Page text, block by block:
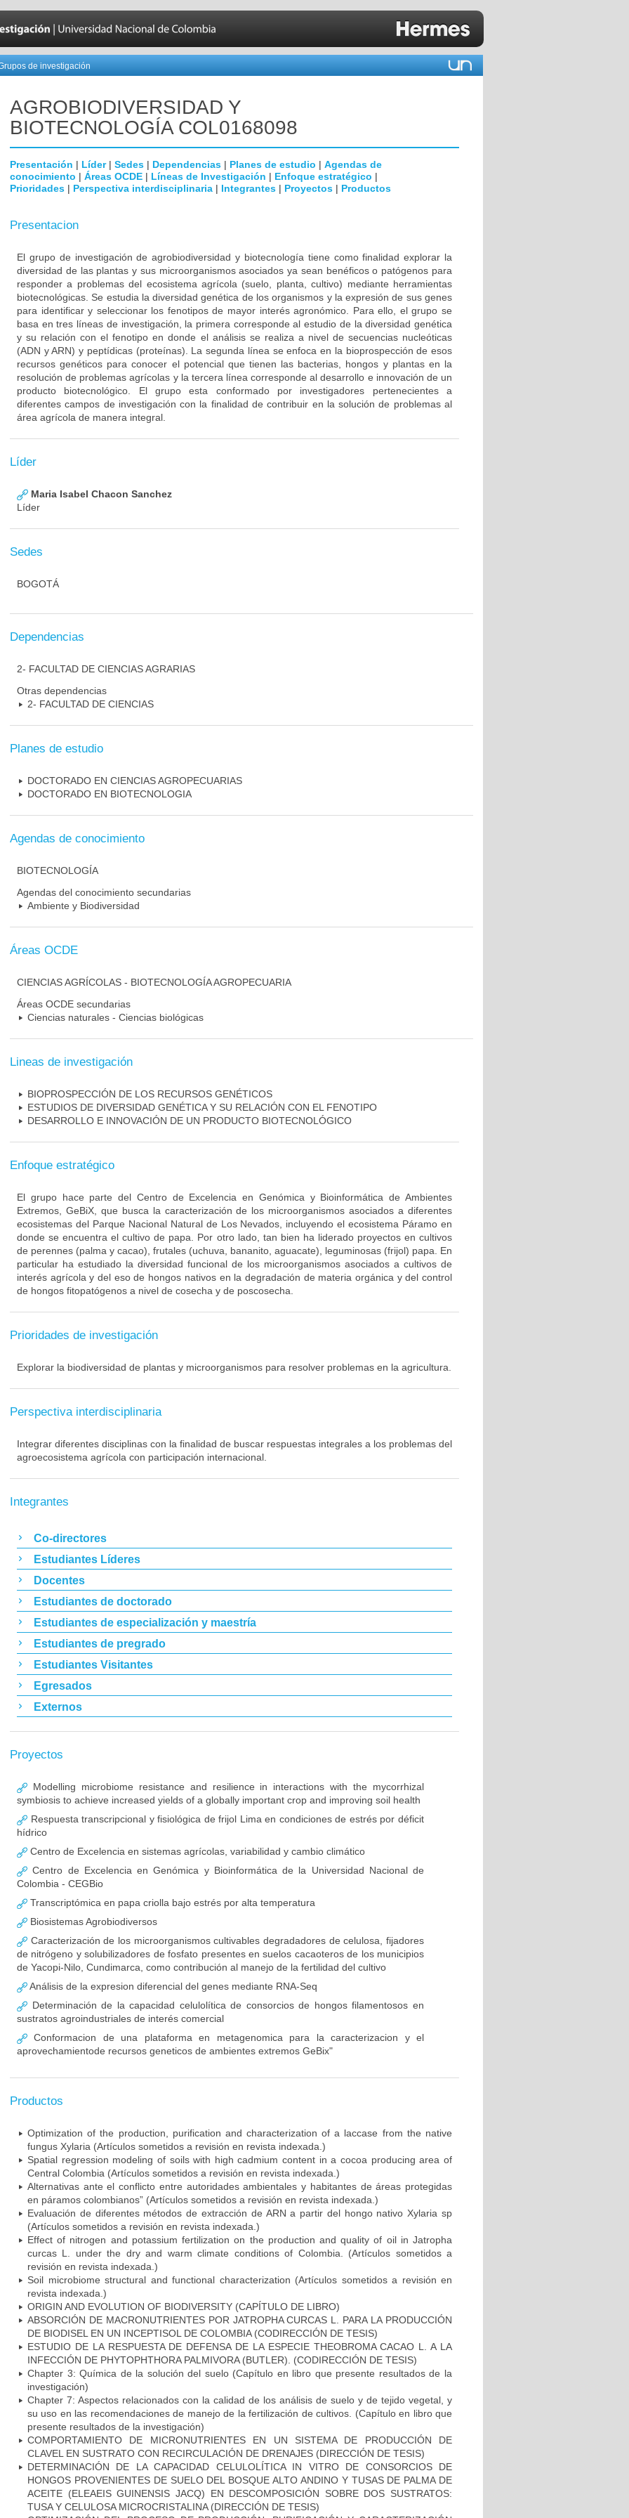
de investigación
AGROBIODIVERSIDAD Y
BIOTECNOLOGÍA COL0168098
Presentación | Líder| Sedes | Dependencias | Planes de estudio | Agendas de
conocimiento | Áreas OCDE | Líneas de Investigación | Enfoque estratégico |
Prioridades | Perspectiva interdisciplinaria | Integrantes | Proyectos | Productos
Presentacion
El grupo de investigación de agrobiodiversidad y biotecnología tiene como finalidad explorar la
diversidad de las plantas y sus microorganismos asociados ya sean benéficos o patógenos para
responder a problemas del ecosistema agrícola (suelo, planta, cultivo) mediante herramientas
biotecnológicas. Se estudia la diversidad genética de los organismos y la expresión de sus genes
para identificar y seleccionar los fenotipos de mayor interés agronómico. Para ello, el grupo se
basa en tres líneas de investigación, la primera corresponde al estudio de la diversidad genética
y su relación con el fenotipo en donde el análisis se realiza a nivel de secuencias nucleóticas
(ADN y ARN) y peptídicas (proteínas). La segunda línea se enfoca en la bioprospección de esos
recursos genéticos para conocer el potencial que tienen las bacterias, hongos y plantas en la
resolución de problemas agrícolas y la tercera línea corresponde al desarrollo e innovación de un
producto biotecnológico. El grupo esta conformado por investigadores pertenecientes a
diferentes campos de investigación con la finalidad de contribuir en la solución de problemas al
área agrícola de manera integral.
Líder
Maria Isabel Chacon Sanchez
Líder
Sedes
BOGOTÁ
Dependencias
2- FACULTAD DE CIENCIAS AGRARIAS
Otras dependencias
2- FACULTAD DE CIENCIAS
Planes de estudio
DOCTORADO EN CIENCIAS AGROPECUARIAS
DOCTORADO EN BIOTECNOLOGIA
Agendas de conocimiento
BIOTECNOLOGÍA
Agendas del conocimiento secundarias
Ambiente y Biodiversidad
Áreas OCDE
CIENCIAS AGRÍCOLAS - BIOTECNOLOGÍA AGROPECUARIA
Áreas OCDE secundarias
Ciencias naturales - Ciencias biológicas
Lineas de investigación
BIOPROSPECCIÓN DE LOS RECURSOS GENÉTICOS
ESTUDIOS DE DIVERSIDAD GENÉTICA Y SU RELACIÓN CON EL FENOTIPO
DESARROLLO E INNOVACIÓN DE UN PRODUCTO BIOTECNOLÓGICO
Enfoque estratégico
El grupo hace parte del Centro de Excelencia en Genómica y Bioinformática de Ambientes
Extremos, GeBiX, que busca la caracterización de los microorganismos asociados a diferentes
ecosistemas del Parque Nacional Natural de Los Nevados, incluyendo el ecosistema Páramo en
donde se encuentra el cultivo de papa. Por otro lado, tan bien ha liderado proyectos en cultivos
de perennes (palma y cacao), frutales (uchuva, bananito, aguacate), leguminosas (frijol) papa. En
particular ha estudiado la diversidad funcional de los microorganismos asociados a cultivos de
interés agrícola y del eso de hongos nativos en la degradación de materia orgánica y del control
de hongos fitopatógenos a nivel de cosecha y de poscosecha.
Prioridades de investigación
Explorar la biodiversidad de plantas y microorganismos para resolver problemas en la agricultura.
Perspectiva interdisciplinaria
Integrar diferentes disciplinas con la finalidad de buscar respuestas integrales a los problemas del
agroecosistema agrícola con participación internacional.
Integrantes
Co-directores
Estudiantes Líderes
Docentes
Estudiantes de doctorado
Estudiantes de especialización y maestría
Estudiantes de pregrado
Estudiantes Visitantes
Egresados
Externos
Proyectos
Modelling microbiome resistance and resilience in interactions with the mycorrhizal
symbiosis to achieve increased yields of a globally important crop and improving soil health
Respuesta transcripcional y fisiológica de frijol Lima en condiciones de estrés por déficit
hídrico
Centro de Excelencia en sistemas agrícolas, variabilidad y cambio climático
Centro de Excelencia en Genómica y Bioinformática de la Universidad Nacional de
Colombia - CEGBio
Transcriptómica en papa criolla bajo estrés por alta temperatura
Biosistemas Agrobiodiversos
Caracterización de los microorganismos cultivables degradadores de celulosa, fijadores
de nitrógeno y solubilizadores de fosfato presentes en suelos cacaoteros de los municipios
de Yacopi-Nilo, Cundimarca, como contribución al manejo de la fertilidad del cultivo
Análisis de la expresion diferencial del genes mediante RNA-Seq
Determinación de la capacidad celulolítica de consorcios de hongos filamentosos en
sustratos agroindustriales de interés comercial
Conformacion de una plataforma en metagenomica para la caracterizacion y el
aprovechamientode recursos geneticos de ambientes extremos GeBix"
Productos
Optimization of the production, purification and characterization of a laccase from the native
fungus Xylaria (Artículos sometidos a revisión en revista indexada.)
Spatial regression modeling of soils with high cadmium content in a cocoa producing area of
Central Colombia (Artículos sometidos a revisión en revista indexada.)
Alternativas ante el conflicto entre autoridades ambientales y habitantes de áreas protegidas
en páramos colombianos” (Artículos sometidos a revisión en revista indexada.)
Evaluación de diferentes métodos de extracción de ARN a partir del hongo nativo Xylaria sp
(Artículos sometidos a revisión en revista indexada.)
Effect of nitrogen and potassium fertilization on the production and quality of oil in Jatropha
curcas L. under the dry and warm climate conditions of Colombia. (Artículos sometidos a
revisión en revista indexada.)
Soil microbiome structural and functional characterization (Artículos sometidos a revisión en
revista indexada.)
ORIGIN AND EVOLUTION OF BIODIVERSITY (CAPÍTULO DE LIBRO)
ABSORCIÓN DE MACRONUTRIENTES POR JATROPHA CURCAS L. PARA LA PRODUCCIÓN
DE BIODISEL EN UN INCEPTISOL DE COLOMBIA (CODIRECCIÓN DE TESIS)
ESTUDIO DE LA RESPUESTA DE DEFENSA DE LA ESPECIE THEOBROMA CACAO L. A LA
INFECCIÓN DE PHYTOPHTHORA PALMIVORA (BUTLER). (CODIRECCIÓN DE TESIS)
Chapter 3: Química de la solución del suelo (Capítulo en libro que presente resultados de la
investigación)
Chapter 7: Aspectos relacionados con la calidad de los análisis de suelo y de tejido vegetal, y
su uso en las recomendaciones de manejo de la fertilización de cultivos. (Capítulo en libro que
presente resultados de la investigación)
COMPORTAMIENTO DE MICRONUTRIENTES EN UN SISTEMA DE PRODUCCIÓN DE
CLAVEL EN SUSTRATO CON RECIRCULACIÓN DE DRENAJES (DIRECCIÓN DE TESIS)
DETERMINACIÓN DE LA CAPACIDAD CELULOLÍTICA IN VITRO DE CONSORCIOS DE
HONGOS PROVENIENTES DE SUELO DEL BOSQUE ALTO ANDINO Y TUSAS DE PALMA DE
ACEITE (ELEAEIS GUINENSIS JACQ) EN DESCOMPOSICIÓN SOBRE DOS SUSTRATOS:
TUSA Y CELULOSA MICROCRISTALINA (DIRECCIÓN DE TESIS)